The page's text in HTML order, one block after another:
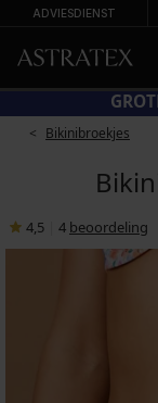
ADVIESDIENST
= BH'S -20%
Bikinibroekjes
4,5 4 beoordeling